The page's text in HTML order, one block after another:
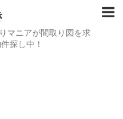
マニアが間取り図を求
探し中！